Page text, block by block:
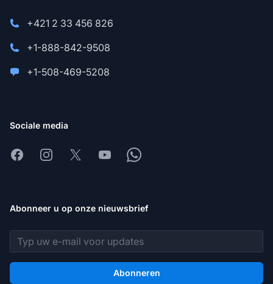
+421 2 33 456 826
+1-888-842-9508
+1-508-469-5208
Sociale media
FacebookInstagram
X YoutubeWhatsapp
Abonneer u op onze nieuwsbrief
E-mailadres
Abonneren